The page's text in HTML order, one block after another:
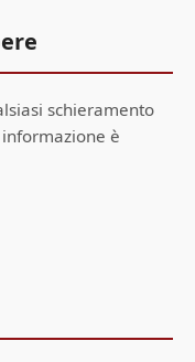
schieramento
è